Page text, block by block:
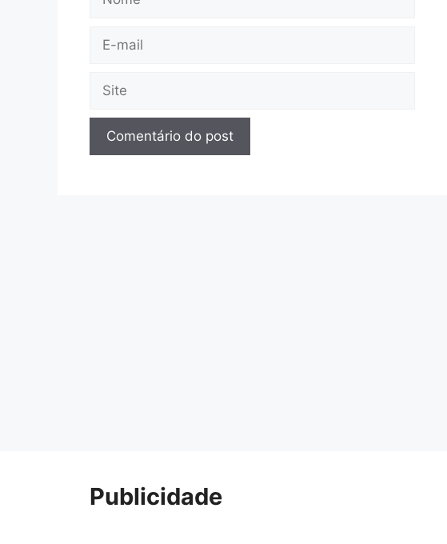
mail
Publicidade